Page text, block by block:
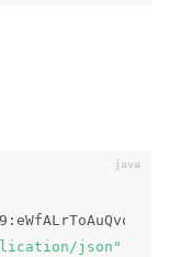
:
json"